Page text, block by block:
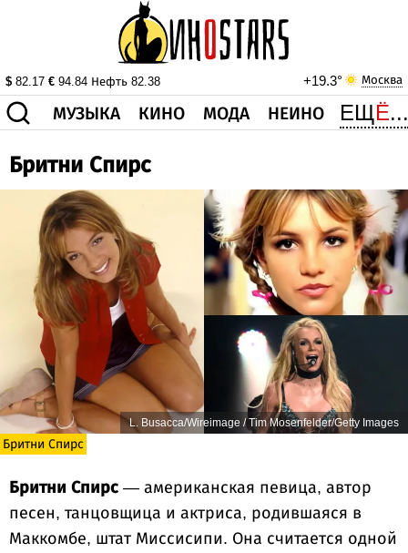
$ 82.17 € 94.84Нефть82.38
МУЗЫКА КИНО МОДА НЕИНО
ЗДОРОВЬЕ КОРОНА
ДРУГОЕ
ВИДЕО ГОРОСКОП О НАС
ЕЩЁ...
Бритни Спирс
L. Busacca/Wireimage / Tim Mosenfelder/Getty Images
Бритни Спирс
Бритни Спирс — американская певица, автор
песен, танцовщица и актриса, родившаяся в
Маккомбе, штат Миссисипи. Она считается одной